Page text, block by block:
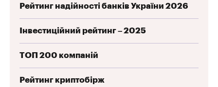
Рейтинг надійності банків України 2026
Інвестиційний рейтинг – 2025
ТОП 200 компаній
Рейтинг криптобірж